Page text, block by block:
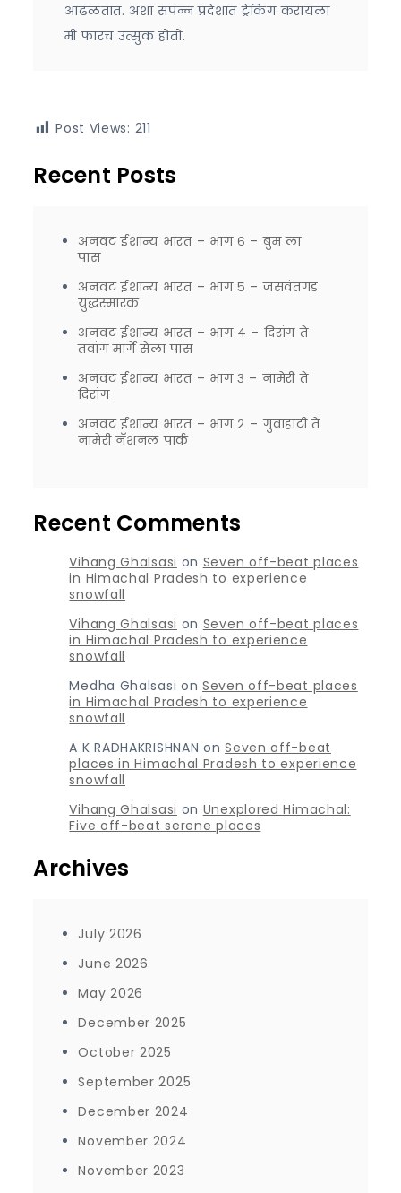
आढळतात. अशा संपन्न प्रदेशात ट्रेकिंग करायला
मी फारच उत्सुक होतो.
Post Views: 211
Recent Posts
अनवट ईशान्य भारत – भाग ६ – बुम ला
पास
अनवट ईशान्य भारत – भाग ५ – जसवंतगड
युद्धस्मारक
अनवट ईशान्य भारत – भाग ४ – दिरांग ते
तवांग मार्गे सेला पास
अनवट ईशान्य भारत – भाग ३ – नामेरी ते
दिरांग
अनवट ईशान्य भारत – भाग २ – गुवाहाटी ते
नामेरी नॅशनल पार्क
Recent Comments
Vihang Ghalsasi on Seven off-beat places
in Himachal Pradesh to experience
snowfall
Vihang Ghalsasi on Seven off-beat places
in Himachal Pradesh to experience
snowfall
Medha Ghalsasi onSeven off-beat places
in Himachal Pradesh to experience
snowfall
A K RADHAKRISHNAN onSeven off-beat
places in Himachal Pradesh to experience
snowfall
Vihang Ghalsasi on Unexplored Himachal:
Five off-beat serene places
Archives
July 2026
June 2026
May 2026
December 2025
October 2025
September 2025
December 2024
November 2024
November 2023